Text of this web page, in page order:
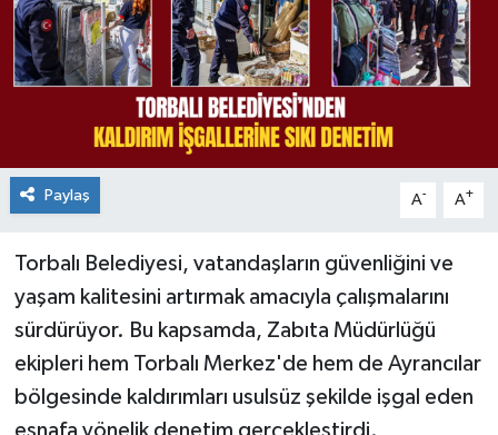
Paylaş A- A+
Torbalı Belediyesi, vatandaşların güvenliğini ve
yaşam kalitesini artırmak amacıyla çalışmalarını
sürdürüyor. Bu kapsamda, Zabıta Müdürlüğü
ekipleri hem Torbalı Merkez'de hem de Ayrancılar
bölgesinde kaldırımları usulsüz şekilde işgal eden
esnafa yönelik denetim gerçekleştirdi.